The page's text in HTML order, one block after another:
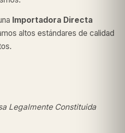
Importadora Directa
altos estándares de calidad
Legalmente Constituida